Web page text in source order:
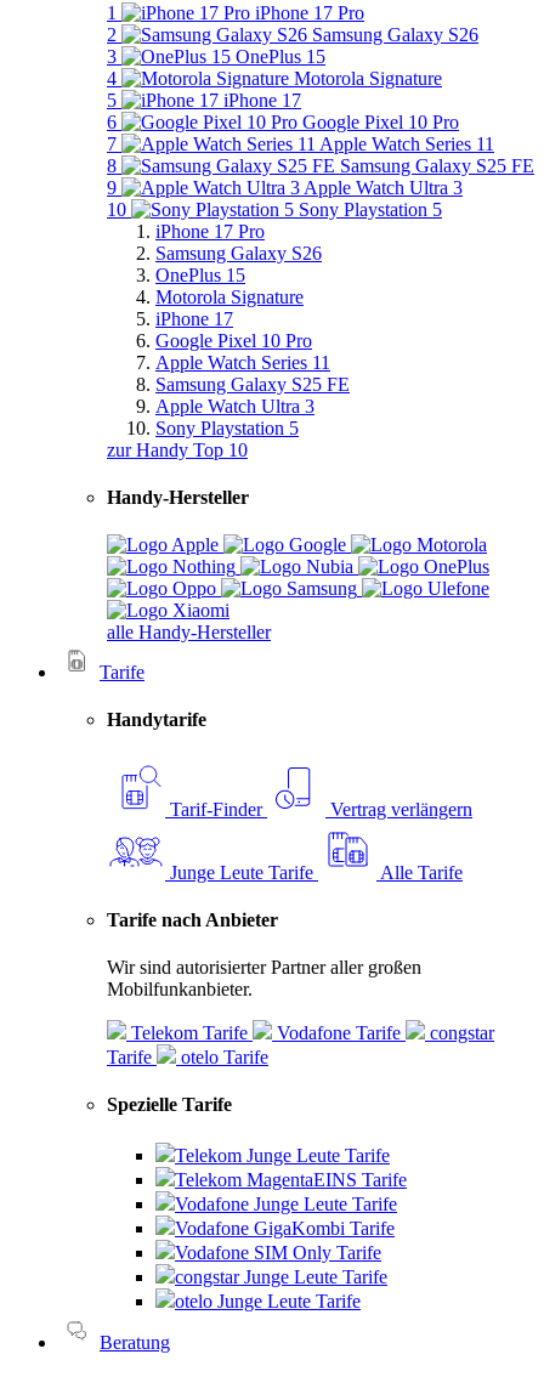
1
iPhone 17 Pro
2
Samsung Galaxy S26
3
OnePlus 15
4
Motorola Signature
5
iPhone 17
6
Google Pixel 10 Pro
7
Apple Watch Series 11
8
Samsung Galaxy S25 FE
9
Apple Watch Ultra 3
10
Sony Playstation 5
iPhone 17 Pro
Samsung Galaxy S26
OnePlus 15
Motorola Signature
iPhone 17
Google Pixel 10 Pro
Apple Watch Series 11
Samsung Galaxy S25 FE
Apple Watch Ultra 3
Sony Playstation 5
zur Handy Top 10
Handy-Hersteller
alle Handy-Hersteller
Tarife
Handytarife
Tarif-Finder Vertrag verlängern
Junge Leute Tarife Alle Tarife
Tarife nach Anbieter
Wir sind autorisierter Partner aller großen
Mobilfunkanbieter.
Telekom Tarife Vodafone Tarife
congstar
Tarife
otelo Tarife
Spezielle Tarife
Telekom Junge Leute Tarife
Telekom MagentaEINS Tarife
Vodafone Junge Leute Tarife
Vodafone GigaKombi Tarife
Vodafone SIM Only Tarife
congstar Junge Leute Tarife
otelo Junge Leute Tarife
Beratung